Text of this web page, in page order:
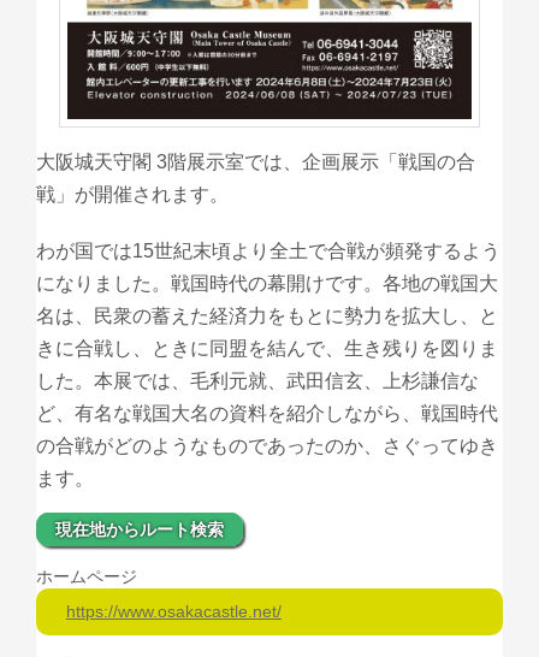
大阪城天守閣 3階展示室では、企画展示「戦国の合
戦」が開催されます。
わが国では15世紀末頃より全土で合戦が頻発するよう
になりました。戦国時代の幕開けです。各地の戦国大
名は、民衆の蓄えた経済力をもとに勢力を拡大し、と
きに合戦し、ときに同盟を結んで、生き残りを図りま
した。本展では、毛利元就、武田信玄、上杉謙信な
ど、有名な戦国大名の資料を紹介しながら、戦国時代
の合戦がどのようなものであったのか、さぐってゆき
ます。
現在地からルート検索
ホームページ
https://www.osakacastle.net/